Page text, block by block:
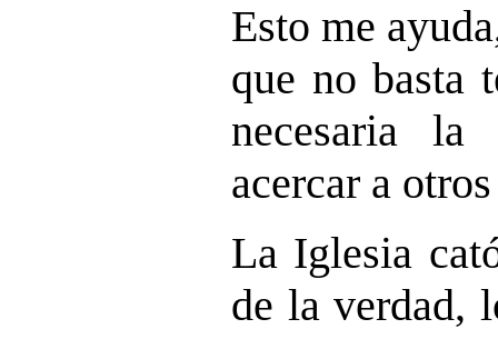
Esto me
que no basta
necesaria
acercar a
La Iglesia
de la verdad,